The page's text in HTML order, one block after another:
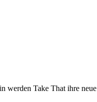
Take That ihre